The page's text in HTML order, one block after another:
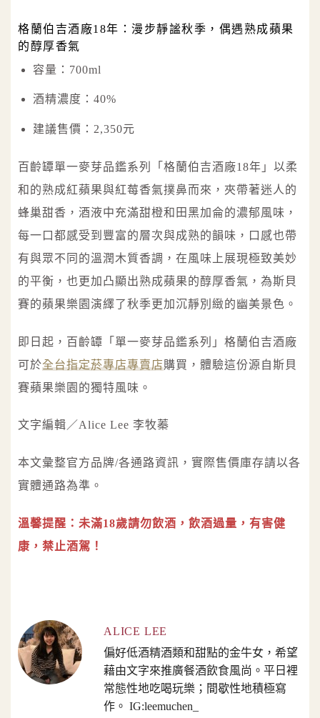
格蘭伯吉酒廠18年：漫步靜謐秋季，偶遇熟成蘋果
的醇厚香氣
容量：700ml
酒精濃度：40%
建議售價：2,350元
百齡罈單一麥芽品鑑系列「格蘭伯吉酒廠18年」以柔
和的熟成紅蘋果與紅莓香氣撲鼻而來，夾帶著迷人的
蜂巢甜香，酒液中充滿甜橙和田黑加侖的濃郁風味，
每一口都感受到豐富的層次與成熟的韻味，口感也帶
有與眾不同的溫潤木質香調，在風味上展現極致美妙
的平衡，也更加凸顯出熟成蘋果的醇厚香氣，為斯貝
賽的蘋果樂園演繹了秋季更加沉靜別緻的幽美景色。
即日起，百齡罈「單一麥芽品鑑系列」格蘭伯吉酒廠
可於全台指定菸專店專賣店購買，體驗這份源自斯貝
賽蘋果樂園的獨特風味。
文字編輯／Alice Lee 李牧蓁
本文彙整官方品牌/各通路資訊，實際售價庫存請以各
實體通路為準。
溫馨提醒：未滿18歲請勿飲酒，飲酒過量，有害健
康，禁止酒駕！
ALICE LEE
偏好低酒精酒類和甜點的金牛女，希望
藉由文字來推廣餐酒飲食風尚。平日裡
常態性地吃喝玩樂；間歇性地積極寫
作。 IG:leemuchen_